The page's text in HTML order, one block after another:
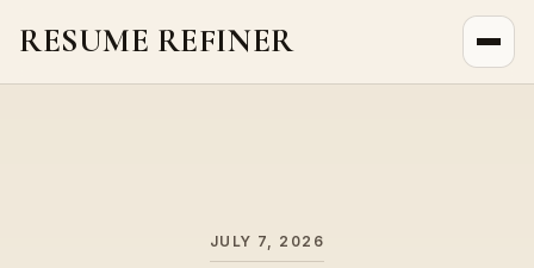
RESUME REFINER
JULY 7, 2026